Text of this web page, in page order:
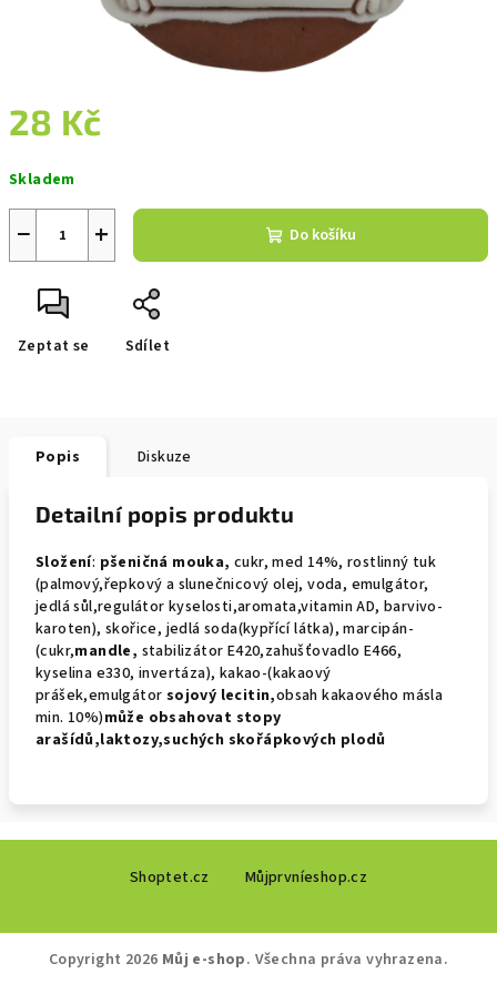
28 Kč
cena:
Skladem
+
− Do košíku
Zeptat se Sdílet
Popis Diskuze
Detailní popis produktu
Složení: pšeničná mouka,cukr, med 14%, rostlinný tuk
(palmový,řepkový a slunečnicový olej, voda, emulgátor,
jedlá sůl,regulátor kyselosti,aromata,vitamin AD, barvivo-
karoten), skořice, jedlá soda(kypřící látka), marcipán-
(cukr,mandle, stabilizátor E420,zahušťovadlo E466,
kyselina e330, invertáza), kakao-(kakaový
prášek,emulgátor sojový lecitin,obsah kakaového másla
min. 10%)může obsahovat stopy
arašídů,laktozy,suchých skořápkových plodů
Shoptet.cz Můjprvníeshop.cz
Copyright 2026 Můj e-shop. Všechna práva vyhrazena.